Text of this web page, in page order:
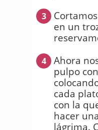
3
en un
4
Ahora
pulpo
cada
con la
hacer
lágrima.